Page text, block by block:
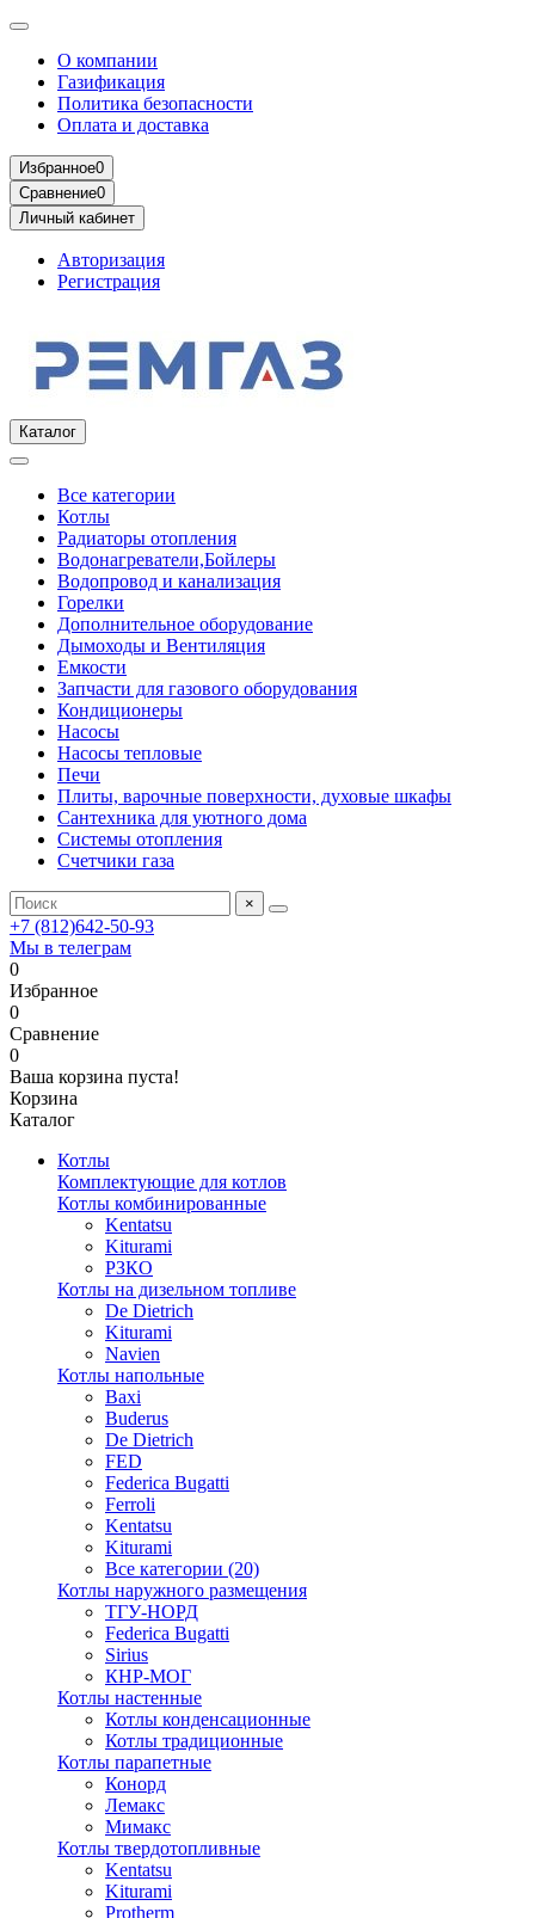
О компании
Газификация
Политика безопасности
Оплата и доставка
Избранное0
Сравнение0
Личный кабинет
Авторизация
Регистрация
Каталог
Все категории
Котлы
Радиаторы отопления
Водонагреватели,Бойлеры
Водопровод и канализация
Горелки
Дополнительное оборудование
Дымоходы и Вентиляция
Емкости
Запчасти для газового оборудования
Кондиционеры
Насосы
Насосы тепловые
Печи
Плиты, варочные поверхности, духовые шкафы
Сантехника для уютного дома
Системы отопления
Счетчики газа
×
+7 (812)642-50-93
Мы в телеграм
0
Избранное
0
Сравнение
0
Ваша корзина пуста!
Корзина
Каталог
Котлы
Комплектующие для котлов
Котлы комбинированные
Kentatsu
Kiturami
РЗКО
Котлы на дизельном топливе
De Dietrich
Kiturami
Navien
Котлы напольные
Baxi
Buderus
De Dietrich
FED
Federica Bugatti
Ferroli
Kentatsu
Kiturami
Все категории (20)
Котлы наружного размещения
ТГУ-НОРД
Federica Bugatti
Sirius
КНР-МОГ
Котлы настенные
Котлы конденсационные
Котлы традиционные
Котлы парапетные
Конорд
Лемакс
Мимакс
Котлы твердотопливные
Kentatsu
Kiturami
Protherm